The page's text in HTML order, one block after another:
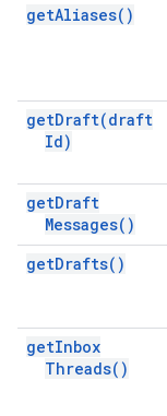
getAliases( )
getDraft(draft
Id)
getDraft
Messages( )
getDrafts( )
getInbox
Threads( )